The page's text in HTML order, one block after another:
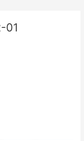
01